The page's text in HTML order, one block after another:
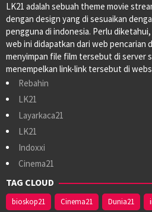
LK21 adalah sebuah theme movie
dengan design yang di sesuaikan
pengguna di indonesia. Perlu
web ini didapatkan dari web pencarian
menyimpan file film tersebut di server
menempelkan link-link tersebut di
Rebahin
LK21
Layarkaca21
LK21
Indoxxi
Cinema21
TAG CLOUD
bioskop21 Cinema21 Dunia21